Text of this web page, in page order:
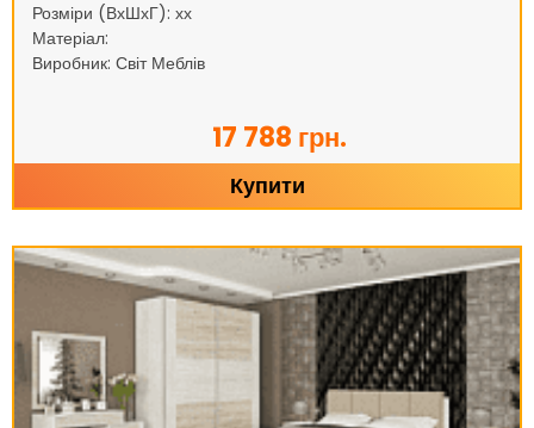
Розміри (ВхШхГ): хх
Матеріал:
Виробник: Світ Меблів
17 788 грн.
Купити